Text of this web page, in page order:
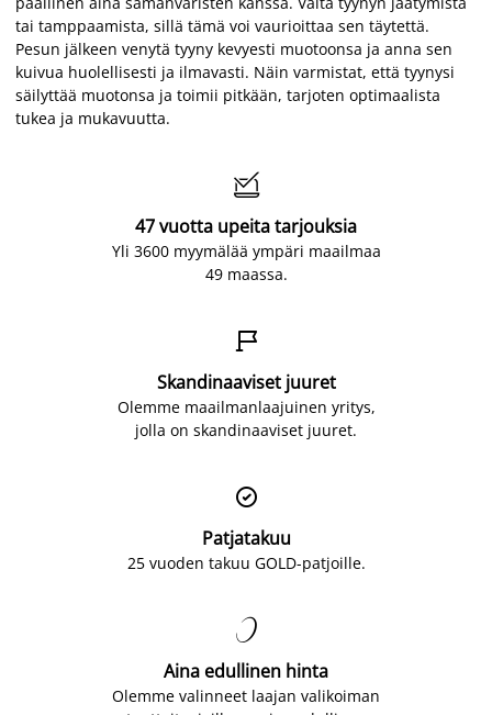
tai tamppaamista, sillä tämä voi vaurioittaa sen täytettä.
Pesun jälkeen venytä tyyny kevyesti muotoonsa ja anna sen
kuivua huolellisesti ja ilmavasti. Näin varmistat, että tyynysi
säilyttää muotonsa ja toimii pitkään, tarjoten optimaalista
tukea ja mukavuutta.

47 vuotta upeita tarjouksia
Yli 3600 myymälää ympäri maailmaa
49 maassa.

Skandinaaviset juuret
Olemme maailmanlaajuinen yritys,
jolla on skandinaaviset juuret.

Patjatakuu
25 vuoden takuu GOLD-patjoille.

Aina edullinen hinta
Olemme valinneet laajan valikoiman